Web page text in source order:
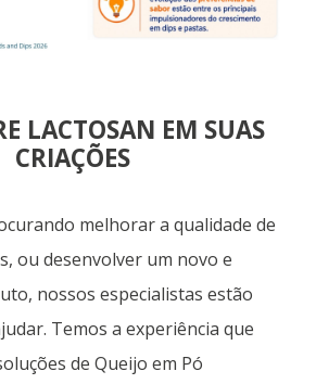
LACTOSAN EM SUAS
CRIAÇÕES
melhorar a qualidade de
ou desenvolver um novo e
nossos especialistas estão
Temos a experiência que
de Queijo em Pó